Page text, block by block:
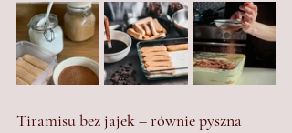
Tiramisu bez jajek – równie pyszna